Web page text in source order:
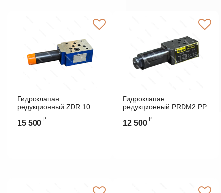
Гидроклапан
редукционный ZDR 10
PLASSER&THEURER
15 500 ₽
Гидроклапан
редукционный PRDM2 PP
12 500 ₽